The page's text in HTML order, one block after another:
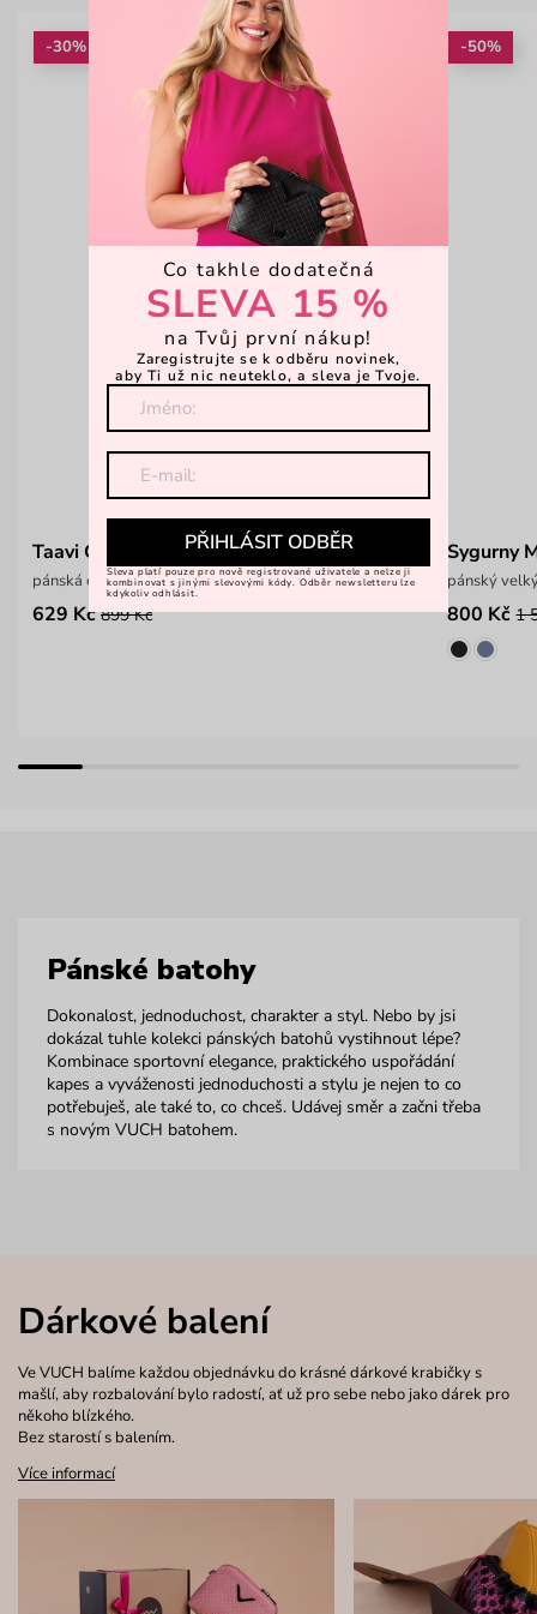
-30%
Taavi Grey
pánská crossbody taška
629 Kč 899 Kč
-50%
Sygurny
pánský
800 Kč 1
Pánské batohy
Dokonalost, jednoduchost, charakter a styl. Nebo by jsi
dokázal tuhle kolekci pánských batohů vystihnout lépe?
Kombinace sportovní elegance, praktického uspořádání
kapes a vyváženosti jednoduchosti a stylu je nejen to co
potřebuješ, ale také to, co chceš. Udávej směr a začni třeba
s novým VUCH batohem.
Dárkové balení
Ve VUCH balíme každou objednávku do krásné dárkové krabičky s
mašlí, aby rozbalování bylo radostí, ať už pro sebe nebo jako dárek pro
někoho blízkého.
Bez starostí s balením.
Více informací
Co takhle dodatečná
SLEVA 15 %
na Tvůj první nákup!
Zaregistrujte se k odběru novinek,
aby Ti už nic neuteklo, a sleva je Tvoje.
PŘIHLÁSIT ODBĚR
Sleva platí pouze pro nově registrované uživatele a nelze ji
kombinovat s jinými slevovými kódy. Odběr newsletteru lze
kdykoliv odhlásit.